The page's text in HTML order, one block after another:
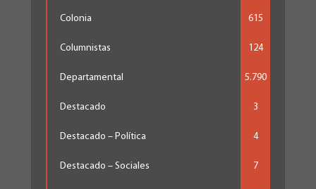
Colonia 615
Columnistas 124
Departamental 5.790
Destacado 3
Destacado – Política 4
Destacado – Sociales 7